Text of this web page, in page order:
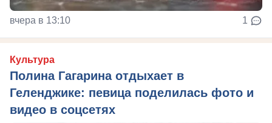
вчера в 13:10 1
Культура
Полина Гагарина отдыхает в
Геленджике: певица поделилась фото и
видео в соцсетях